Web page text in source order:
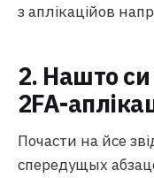
з аплікаційов
2. Нашто
2FA-
Почасти на йсе
спередущых